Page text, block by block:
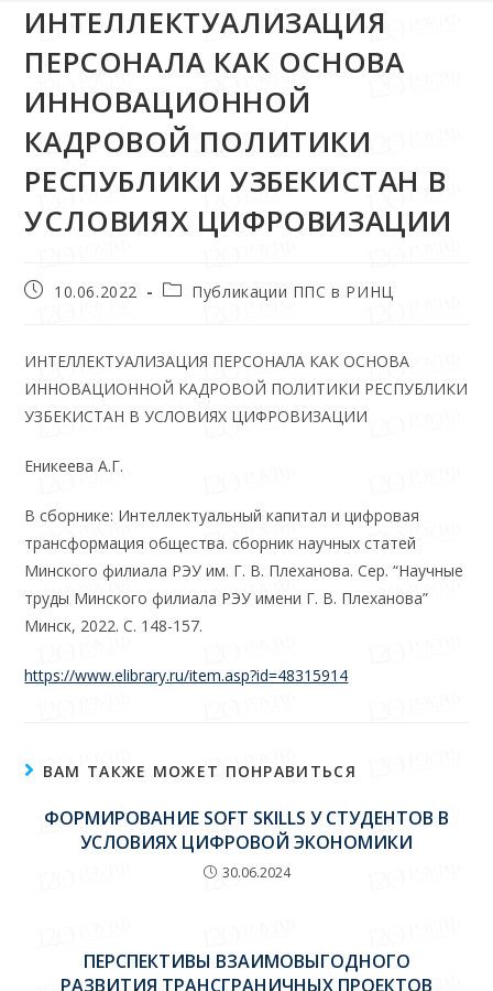
ИНТЕЛЛЕКТУАЛИЗАЦИЯ
ПЕРСОНАЛА КАК ОСНОВА
ИННОВАЦИОННОЙ
КАДРОВОЙ ПОЛИТИКИ
РЕСПУБЛИКИ УЗБЕКИСТАН В
УСЛОВИЯХ ЦИФРОВИЗАЦИИ
10.06.2022 Публикации ППС в РИНЦ
ИНТЕЛЛЕКТУАЛИЗАЦИЯ ПЕРСОНАЛА КАК ОСНОВА
ИННОВАЦИОННОЙ КАДРОВОЙ ПОЛИТИКИ РЕСПУБЛИКИ
УЗБЕКИСТАН В УСЛОВИЯХ ЦИФРОВИЗАЦИИ
Еникеева А.Г.
В сборнике: Интеллектуальный капитал и цифровая
трансформация общества. сборник научных статей
Минского филиала РЭУ им. Г. В. Плеханова. Сер. “Научные
труды Минского филиала РЭУ имени Г. В. Плеханова”
Минск, 2022. С. 148-157.
https://www.elibrary.ru/item.asp?id=48315914
ВАМ ТАКЖЕ МОЖЕТ ПОНРАВИТЬСЯ
ФОРМИРОВАНИЕ SOFT SKILLS У СТУДЕНТОВ В
УСЛОВИЯХ ЦИФРОВОЙ ЭКОНОМИКИ
30.06.2024
ПЕРСПЕКТИВЫ ВЗАИМОВЫГОДНОГО
РАЗВИТИЯ ТРАНСГРАНИЧНЫХ ПРОЕКТОВ